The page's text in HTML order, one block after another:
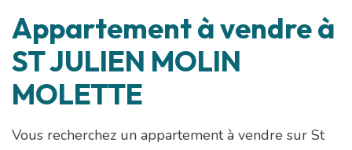
Appartement à vendre à
ST JULIEN MOLIN
MOLETTE
Vous recherchez un appartement à vendre sur St